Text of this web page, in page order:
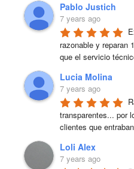
Pablo Justich
7 years ago
razonable y reparan
que el servicio
Lucia Molina
7 years ago
transparentes... por
clientes que
Loli Alex
7 years ago